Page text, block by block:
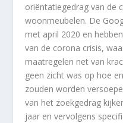
oriëntatiegedrag van de
woonmeubelen. De
met april 2020 en
van de corona crisis,
maatregelen net van
geen zicht was op hoe
zouden worden
van het zoekgedrag
jaar en vervolgens